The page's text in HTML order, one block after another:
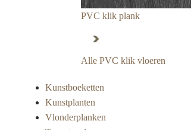
PVC klik plank
Alle PVC klik vloeren
Kunstboeketten
Kunstplanten
Vlonderplanken